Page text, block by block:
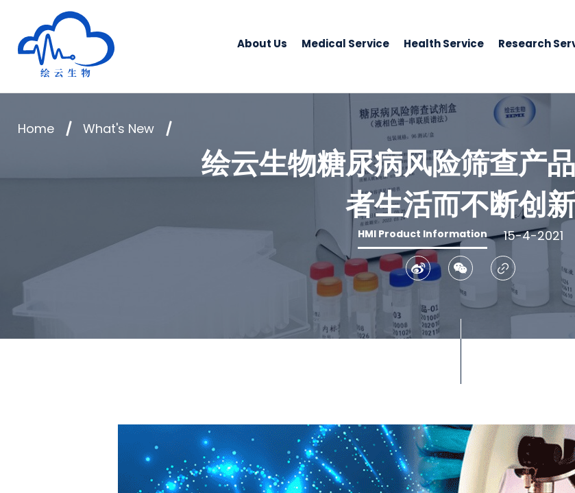
Human Metabolomics Institute
About Us
Medical Service Health Service Research
绘云生物糖尿病风险筛查产
者生活而不断创新
HMI Product Information 15-4-2021
WeiboWeChatCopy Link
Home What's New